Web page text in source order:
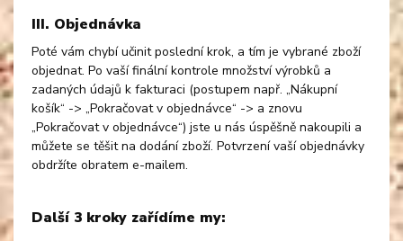
III. Objednávka
Poté vám chybí učinit poslední krok, a tím je vybrané zboží
objednat. Po vaší finální kontrole množství výrobků a
zadaných údajů k fakturaci (postupem např. „Nákupní
košík“ -> „Pokračovat v objednávce“ -> a znovu
„Pokračovat v objednávce“) jste u nás úspěšně nakoupili a
můžete se těšit na dodání zboží. Potvrzení vaší objednávky
obdržíte obratem e-mailem.
Další 3 kroky zařídíme my: